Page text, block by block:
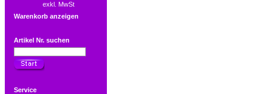
exkl. MwSt
Warenkorb anzeigen
Artikel Nr. suchen
Service